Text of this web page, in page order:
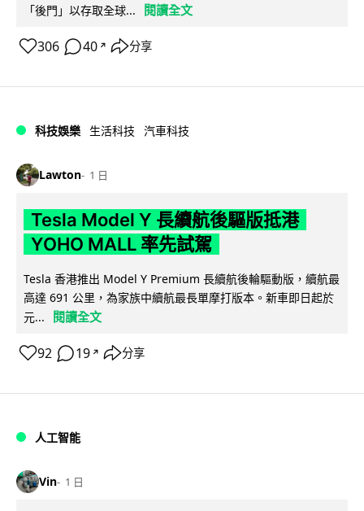
「後門」以存取全球...
閱讀全文
306 40 ↗ 分享
科技娛樂 生活科技 汽車科技
Lawton 1 日
Tesla Model Y 長續航後驅版抵港
YOHO MALL 率先試駕
Tesla 香港推出 Model Y Premium 長續航後輪驅動版，續航最
高達 691 公里，為家族中續航最長單摩打版本。新車即日起於
元...
閱讀全文
92 19 ↗ 分享
人工智能
Vin 1 日